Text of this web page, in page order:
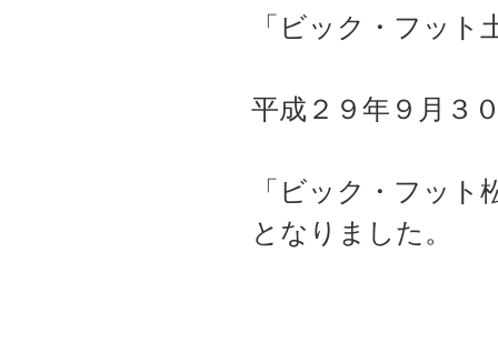
「ビック・フット
平成２９年９月３
「ビック・フッ
となりました。